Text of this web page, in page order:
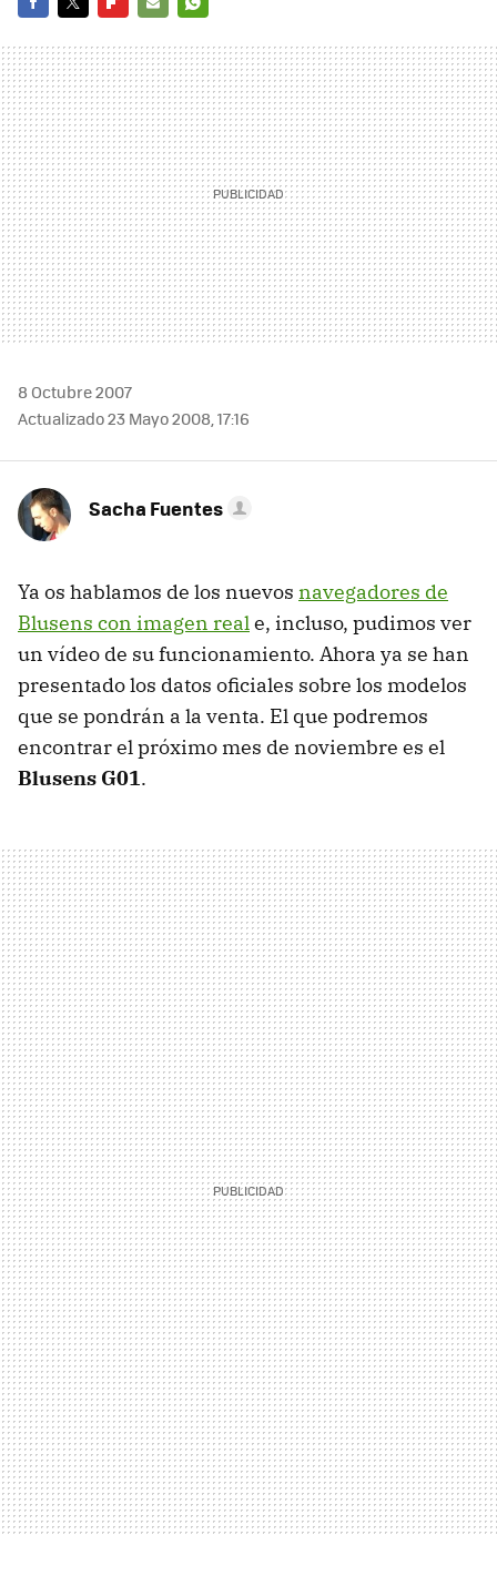
MAIL
8 Octubre 2007
Actualizado 23 Mayo 2008, 17:16
Sacha Fuentes
Ya os hablamos de los nuevos navegadores de
Blusens con imagen reale, incluso, pudimos ver
un vídeo de su funcionamiento. Ahora ya se han
presentado los datos oficiales sobre los modelos
que se pondrán a la venta. El que podremos
encontrar el próximo mes de noviembre es el
Blusens G01.